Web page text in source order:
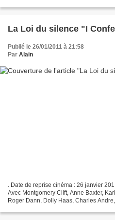
La Loi du silence "I
Publié le 26/01/2011 à 21:58
Par Alain
. Date de reprise cinéma : 26 janvier
Avec Montgomery Clift, Anne Baxter,
Roger Dann, Dolly Haas, Charles